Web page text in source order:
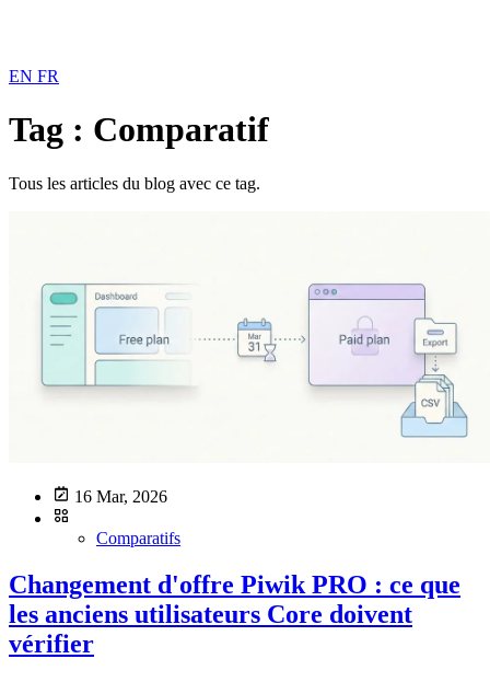
EN FR
Tag : Comparatif
Tous les articles du blog avec ce tag.
16 Mar, 2026
Comparatifs
Changement d'offre Piwik PRO : ce que
les anciens utilisateurs Core doivent
vérifier